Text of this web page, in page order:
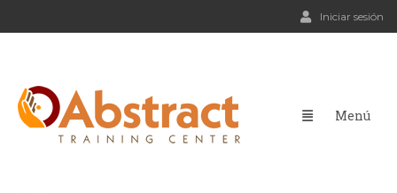
Iniciar sesión